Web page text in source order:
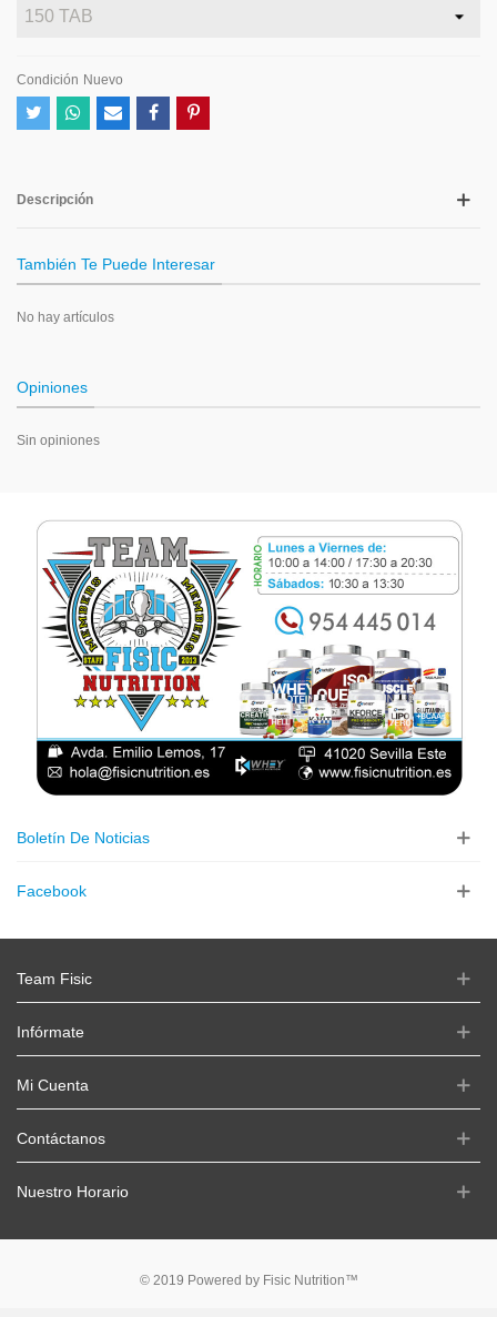
Condición Nuevo
Descripción
También Te Puede Interesar
No hay artículos
Opiniones
Sin opiniones
Boletín De Noticias
Facebook
Team Fisic
Infórmate
Mi Cuenta
Contáctanos
Nuestro Horario
© 2019 Powered by Fisic Nutrition™